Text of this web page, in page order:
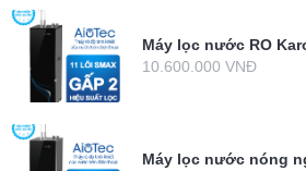
Máy lọc nước RO
10.600.000 VNĐ
Máy lọc nước nóng